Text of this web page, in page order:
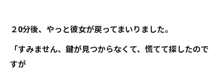
２0分後、やっと彼女が戻ってまいりました。
「すみません、鍵が見つからなくて、慌てて探したので
すが